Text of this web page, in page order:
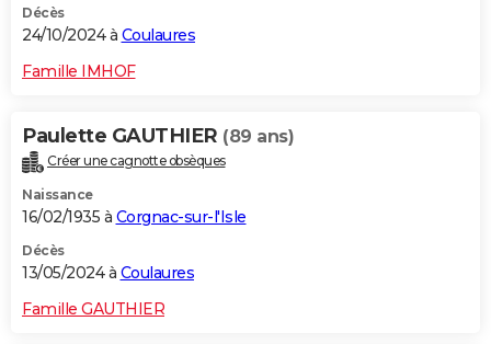
Décès
24/10/2024 à Coulaures
Famille IMHOF
Paulette GAUTHIER (89 ans)
Créer une cagnotte obsèques
Naissance
16/02/1935 à Corgnac-sur-l'Isle
Décès
13/05/2024 à Coulaures
Famille GAUTHIER